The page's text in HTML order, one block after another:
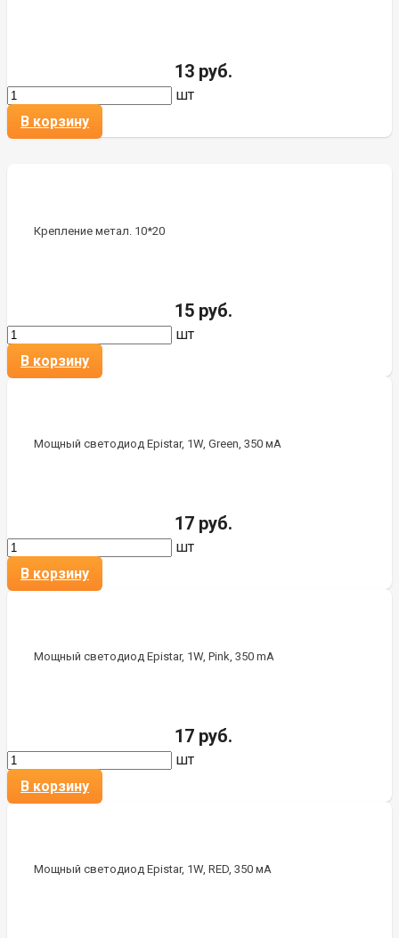
13 руб.
шт
В корзину
Крепление метал. 10*20
15 руб.
шт
В корзину
Мощный светодиод Epistar, 1W, Green, 350 мА
17 руб.
шт
В корзину
Мощный светодиод Epistar, 1W, Pink, 350 mA
17 руб.
шт
В корзину
Мощный светодиод Epistar, 1W, RED, 350 мА